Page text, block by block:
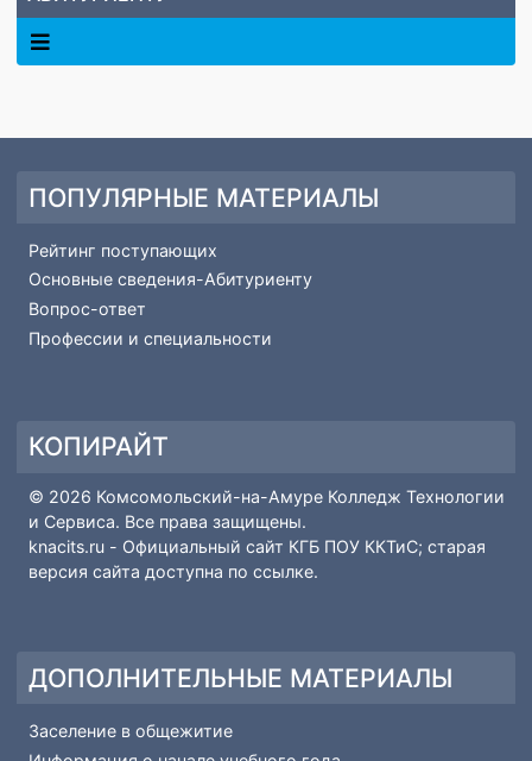
АБИТУРИЕНТУ
интересующие вопросы и получить исчерпывающую
информацию о конкретных программах и условиях
поступления.
Основные сведения-Абитуриенту
Вопрос-ответ
Профессии и специальности
КОПИРАЙТ
© 2026 Комсомольский-на-Амуре Колледж Технологии